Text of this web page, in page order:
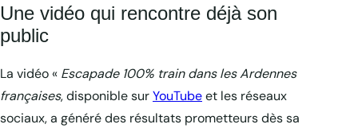
Une vidéo qui rencontre déjà son
public
La vidéo « Escapade 100% train dans les Ardennes
françaises, disponible surYouTubeet les réseaux
sociaux, a généré des résultats prometteurs dès sa